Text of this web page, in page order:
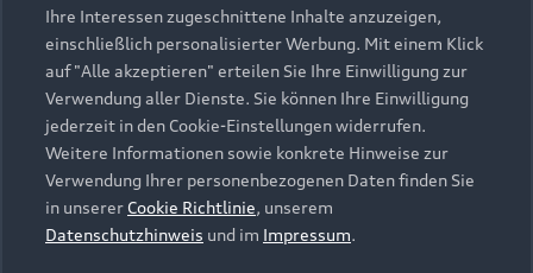
Elektromodelle
Plug-in-Hybride
Gebrauchtwagensuche
Gebrauchtwagen
Finanzierung
Aktionen & Angebote
Geschäftskunden
Saisonale Angebote
Audi Services
Garantie
Audi digital services
myAudi
Support
Kundenservice
Händlersuche
Audi Code
Über Audi
Unternehmen
Karriere
Ihre Interessen zugeschnittene Inhalte anzuzeigen,
einschließlich personalisierter Werbung. Mit einem Klick
auf "Alle akzeptieren" erteilen Sie Ihre Einwilligung zur
Verwendung aller Dienste. Sie können Ihre Einwilligung
jederzeit in den Cookie-Einstellungen widerrufen.
Weitere Informationen sowie konkrete Hinweise zur
Verwendung Ihrer personenbezogenen Daten finden Sie
in unserer Cookie Richtlinie, unserem
Datenschutzhinweis und im Impressum.